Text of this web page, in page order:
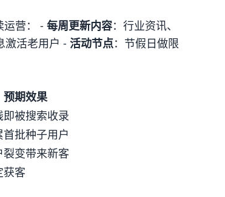
运营： - 每周更新内容：行业资讯、
激活老用户 - 活动节点：节假日做限
预期效果
即被搜索收录
首批种子用户
裂变带来新客
获客